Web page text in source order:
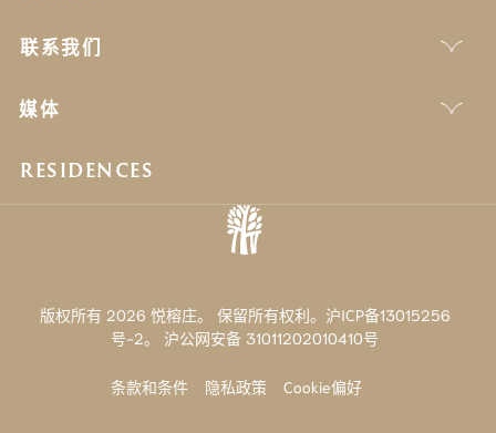
联系我们
媒体
RESIDENCES
版权所有 2026 悦榕庄。 保留所有权利。沪ICP备13015256
号-2。 沪公网安备 31011202010410号
条款和条件 隐私政策 Cookie偏好